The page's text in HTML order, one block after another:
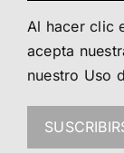
Al hacer clic
acepta
nuestro Uso